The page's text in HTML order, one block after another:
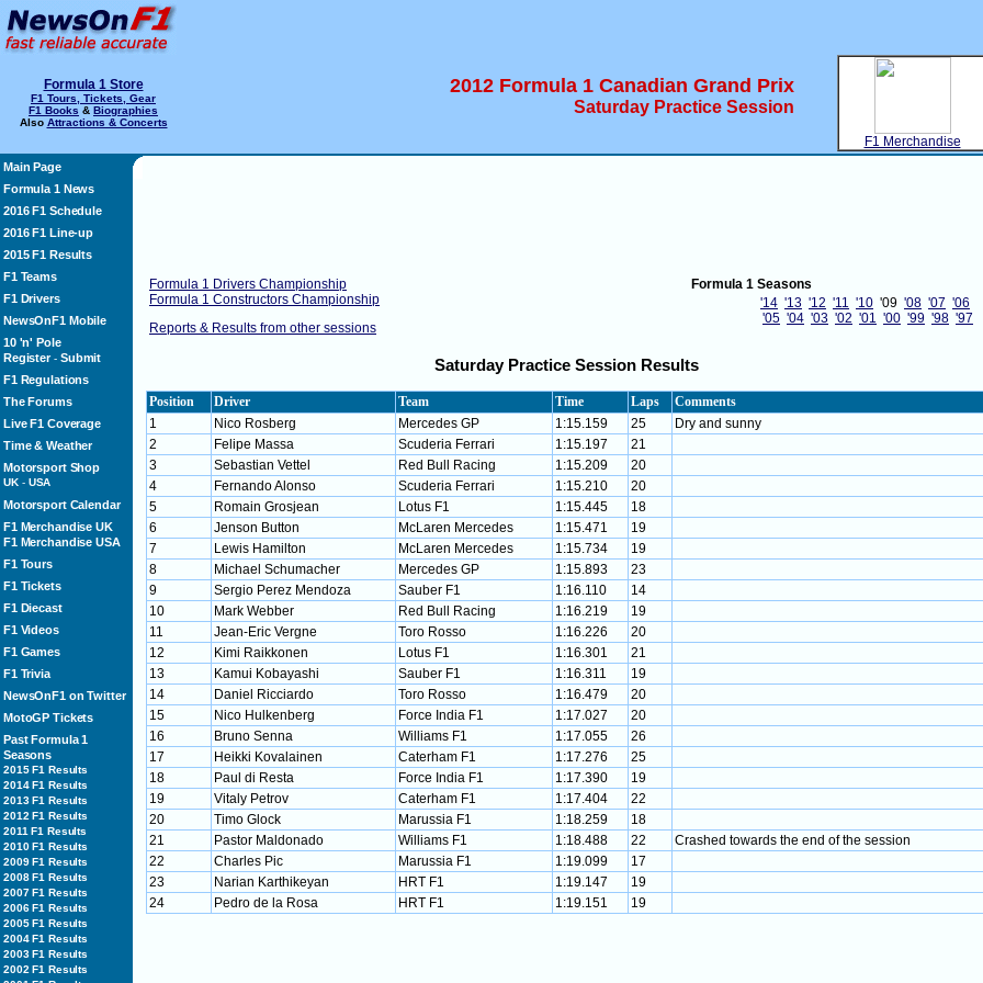
Formula 1 Store
F1 Tours, Tickets, Gear
F1 Books & Biographies
Also Attractions & Concerts
2012 Formula 1 Canadian Grand Prix
Saturday Practice Session
F1 Merchandise
Main Page
Formula 1 News
2016 F1 Schedule
2016 F1 Line-up
2015 F1 Results
F1 Teams
F1 Drivers
NewsOnF1 Mobile
10 'n' Pole
Register- Submit
F1 Regulations
The Forums
Live F1 Coverage
Time & Weather
Motorsport Shop
UK- USA
Motorsport Calendar
F1 Merchandise UK
F1 Merchandise USA
F1 Tours
F1 Tickets
F1 Diecast
F1 Videos
F1 Games
F1 Trivia
NewsOnF1 on Twitter
MotoGP Tickets
Past Formula 1
Seasons
2015 F1 Results
2014 F1 Results
2013 F1 Results
2012 F1 Results
2011 F1 Results
2010 F1 Results
2009 F1 Results
2008 F1 Results
2007 F1 Results
2006 F1 Results
2005 F1 Results
2004 F1 Results
2003 F1 Results
2002 F1 Results
Formula 1 Drivers Championship
Formula 1 Constructors Championship
Reports & Results from other sessions
Formula 1 Seasons
'14 '13 '12 '11 '10 '09 '08 '07 '06
'05 '04 '03 '02 '01 '00 '99 '98 '97
Saturday Practice Session Results
Position Driver Team Time Laps
Comments
1
Nico Rosberg Mercedes GP 1:15.159 25
Dry and sunny
2
Felipe Massa Scuderia Ferrari 1:15.197
21
3
Sebastian Vettel Red Bull Racing 1:15.209
20
4
Fernando Alonso Scuderia Ferrari 1:15.210
20
5
Romain Grosjean Lotus F1 1:15.445
18
6
Jenson Button McLaren Mercedes 1:15.471
19
7
Lewis Hamilton McLaren Mercedes 1:15.734
19
8
Michael Schumacher Mercedes GP 1:15.893
23
9
Sergio Perez Mendoza Sauber F1 1:16.110
14
10
Mark Webber Red Bull Racing 1:16.219
19
11
Jean-Eric Vergne Toro Rosso 1:16.226
20
12
Kimi Raikkonen Lotus F1 1:16.301
21
13
Kamui Kobayashi Sauber F1 1:16.311
19
14
Daniel Ricciardo Toro Rosso 1:16.479
20
15
Nico Hulkenberg Force India F1 1:17.027
20
16
Bruno Senna Williams F1 1:17.055
26
17
Heikki Kovalainen Caterham F1 1:17.276
25
18
Paul di Resta Force India F1 1:17.390
19
19
Vitaly Petrov Caterham F1 1:17.404
22
20
Timo Glock Marussia F1 1:18.259
18
21
Pastor Maldonado Williams F1 1:18.488 22
Crashed towards the end of the session
22
Charles Pic Marussia F1 1:19.099
17
23
Narian Karthikeyan HRT F1 1:19.147
19
24
Pedro de la Rosa HRT F1 1:19.151 19